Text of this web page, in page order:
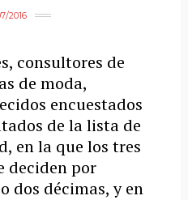
2016
consultores de
de moda,
encuestados
de la lista de
en la que los tres
deciden por
dos décimas, y en